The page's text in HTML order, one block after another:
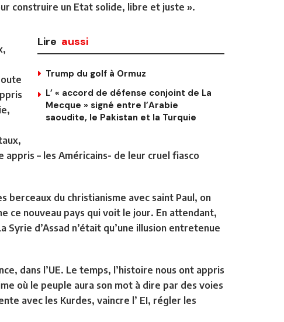
construire un Etat solide, libre et juste ».
Lire aussi
Trump du golf à Ormuz
L’ « accord de défense conjoint de La
Mecque » signé entre l’Arabie
saoudite, le Pakistan et la Turquie
– les Américains- de leur cruel fiasco
berceaux du christianisme avec saint Paul, on
ce nouveau pays qui voit le jour. En attendant,
d’Assad n’était qu’une illusion entretenue
dans l’UE. Le temps, l’histoire nous ont appris
où le peuple aura son mot à dire par des voies
avec les Kurdes, vaincre l’ EI, régler les